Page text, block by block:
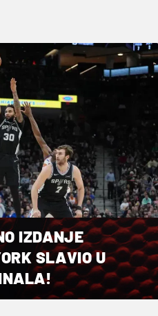
IZDANJE
SLAVIO U